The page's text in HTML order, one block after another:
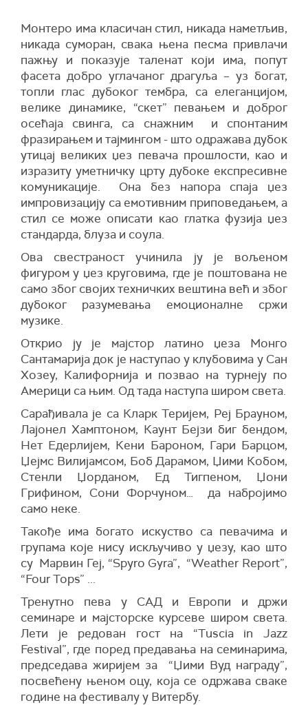
Монтеро има класичан стил, никада наметљив,
никада суморан, свака њена песма привлачи
пажњу и показује таленат који има, попут
фасета добро углачаног драгуља – уз богат,
топли глас дубоког тембра, са елеганцијом,
велике динамике, “скет” певањем и доброг
осећаја свинга, са снажним и спонтаним
фразирањем и тајмингом - што одражава дубок
утицај великих џез певача прошлости, као и
изразиту уметничку црту дубоке експресивне
комуникације. Она без напора спаја џез
импровизацију са емотивним приповедањем, a
стил се може описати као глатка фузија џез
стандарда, блуза и соула.
Ова свестраност учинила ју је вољеном
фигуром у џез круговима, где је поштована не
само због својих техничких вештина већ и због
дубоког разумевања емоционалне сржи
музике.
Открио ју је мајстор латино џеза Монго
Сантамарија док је наступао у клубовима у Сан
Хозеу, Калифорнија и позваo на турнеју по
Америци са њим. Од тада наступа широм света.
Сарађивала је са Кларк Теријем, Реј Брауном,
Лајонел Хамптоном, Каунт Бејзи биг бендом,
Нет Едерлијем, Кени Бароном, Гари Барцом,
Џејмс Вилијамсом, Боб Дарамом, Џими Кобом,
Стенли Џорданом, Ед Тигпеном, Џони
Грифином, Сони Форчуном… да набројимо
само неке.
Такође има богато искуство са певачима и
групама које нису искључиво у џезу, као што
су Марвин Геј, “Spуro Gyra”, “Weather Report”,
“Four Tops” ...
Тренутно пева у СAД и Европи и држи
семинаре и мајсторске курсеве широм света.
Лети је редован гост на “Tuscia in Jazz
Festival”, где поред предавања на семинарима,
председава жиријем за “Џими Вуд награду”,
посвећену њеном оцу, која се одржава сваке
године на фестивалу у Витербу.